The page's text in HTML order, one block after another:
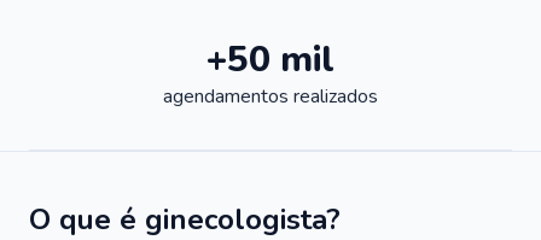
+50 mil
agendamentos realizados
O que é ginecologista?